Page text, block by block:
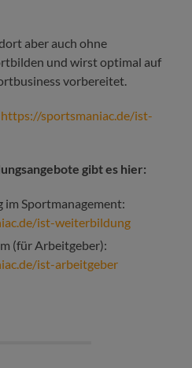
aber auch ohne
und wirst optimal auf
vorbereitet.
https://sportsmaniac.de/ist-
gibt es hier:
Sportmanagement:
ist-weiterbildung
(für Arbeitgeber):
ist-arbeitgeber